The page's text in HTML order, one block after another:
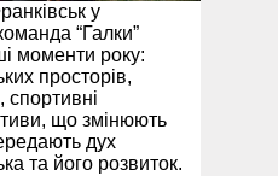
у
“Галки”
моменти року:
просторів,
спортивні
що змінюють
дух
та його розвиток.